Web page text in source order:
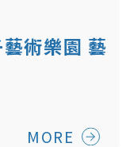
術樂園 藝
MORE